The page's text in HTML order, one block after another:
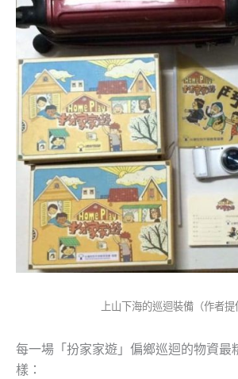
上山下海的巡迴裝備（作者提
每一場「扮家家遊」偏鄉巡迴的物資最
樣：